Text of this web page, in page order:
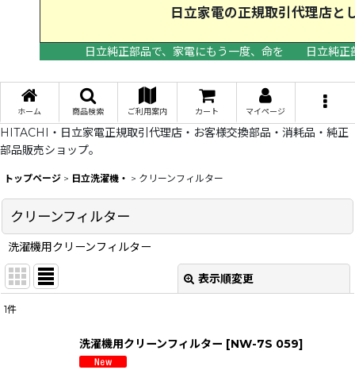
日立家電の正規取引代理店
日立純正部品で、家電にもう一度、命を
日立純
ホーム 商品検索 ご利用案内 カート マイページ
HITACHI・日立家電正規取引代理店・お客様交換部品・消耗品・純正
部品販売ショップ。
トップページ > 日立洗濯機・ > クリーンフィルター
クリーンフィルター
洗濯機用クリーンフィルター
表示順変更
1件
洗濯機用クリーンフィルター [NW-7S 059]